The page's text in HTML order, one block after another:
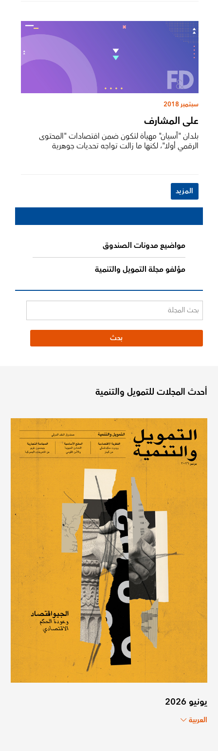
سبتمبر 2018
على المشارف
بلدان "آسيان" مهيأة لتكون ضمن اقتصادات "المحتوى
الرقمي أولا"، لكنها ما زالت تواجه تحديات جوهرية
المزيد
مواضيع مدونات الصندوق
مؤلفو مجلة التمويل والتنمية
أحدث المجلات للتمويل والتنمية
يونيو 2026
العربية